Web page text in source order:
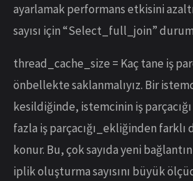
ayarlamak performans etkisini
sayısı için “Select_full_join”
thread_cache_size = Kaç tane iş
önbellekte saklanmalıyız. Bir
kesildiğinde, istemcinin iş
fazla iş parçacığı_ekliğinden
konur. Bu, çok sayıda yeni
iplik oluşturma sayısını büyük